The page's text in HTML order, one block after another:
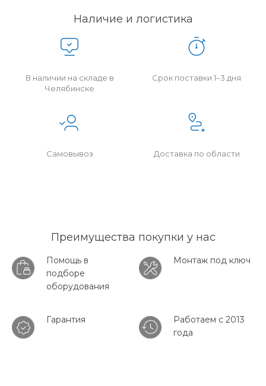
Наличие и логистика
В наличии на складе в
Челябинске
Срок поставки 1–3 дня
Самовывоз Доставка по области
Преимущества покупки у нас
Помощь в
подборе
оборудования
Монтаж под ключ
Гарантия
Работаем с 2013
года